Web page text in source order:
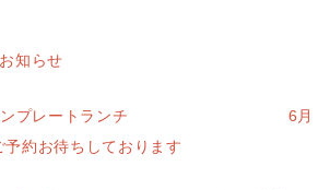
知らせ
ワンプレートランチ 6月
約お待ちしております